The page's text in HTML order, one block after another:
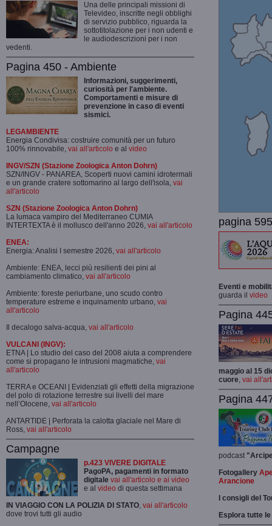
Una delle principali missioni di
Televideo, inscritte negli obblighi
di servizio pubblico, riguarda la
sottotitolazione per i non udenti e
le audiodescrizioni per i non
vedenti.
Pagina 450 - Ambiente
Informazioni, suggerimenti,
curiosità per l'ambiente.
Comportamenti e misure di
prevenzione in caso di eventi
sismici.
LEGAMBIENTE
Energia Condivisa: costruire comunità per un futuro
100% rinnovabile, vai all'articolo e al video
INGV/SZN (Stazione Zoologica Anton Dohrn)
SZN/INGV - PANAREA, Scoperti nuovi camini idrotermali
e un grande cratere sottomarino al largo dell'isola, vai
all'articolo
SZN (Stazione Zoologica Anton Dohrn)
La lumaca vampiro del Mediterraneo CUMIA
INTERTEXTA è il mollusco dell'anno 2026, vai all'articolo
ENEA:
Energia: Analisi I semestre 2026, vai all'articolo
Ambiente: ENEA, lecci più resilienti dei pini al
cambiamento climatico, vai all'articolo
Ambiente: foreste periurbane, uno scudo contro
temperature estreme e inquinamento urbano, vai
all'articolo
Il decalogo salva-acqua, vai all'articolo
VULCANI (INGV):
ETNA | Lo studio del caso del 2008 aiuta a comprendere
come si propagano le intrusioni magmatiche, vai
all'articolo
TERRA e OCEANI | Evidenziati gli effetti della migrazione
del polo di rotazione terrestre sui livelli del mare
nell’Olocene, vai all'articolo
ANTARTIDE | Perforata la calotta glaciale nel Mare di
Ross, vai all'articolo
Campagne
p.423 VIVERE DIGITALE
PagoPA, pagamenti in formato
digitale vai all'articolo e ai video
e al video di questa settimana
IN VIAGGIO CON LA POLIZIA DI STATO, vai all'articolo
dove trovi tutti gli audio
pagina
Eventi e
guarda il video
Pagina
maggio al 15
cuore, vai
Pagina
podcast
Fotogallery
Arancione
I consigli del
Esplora tutte